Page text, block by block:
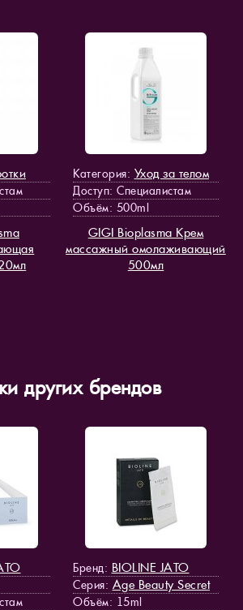
Категория: Уход за телом
Доступ: Специалистам
Объём: 500ml
GIGI Bioplasma Крем
массажный омолаживающий
500мл
других брендов
Бренд: BIOLINE JATO
Серия: Age Beauty Secret
Объём: 15ml